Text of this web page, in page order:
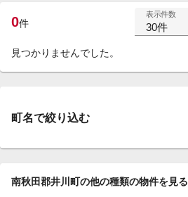
0件
表示件数
30件
見つかりませんでした。
町名で絞り込む
南秋田郡井川町の他の種類の物件を見る